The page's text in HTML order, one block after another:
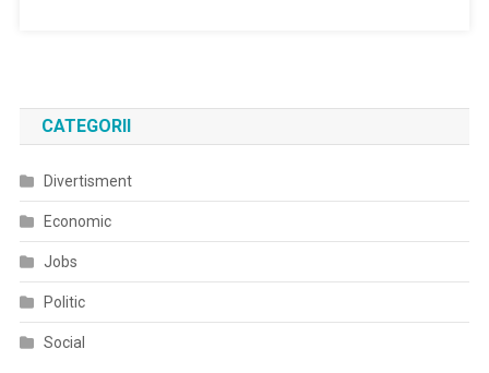
CATEGORII
Divertisment
Economic
Jobs
Politic
Social